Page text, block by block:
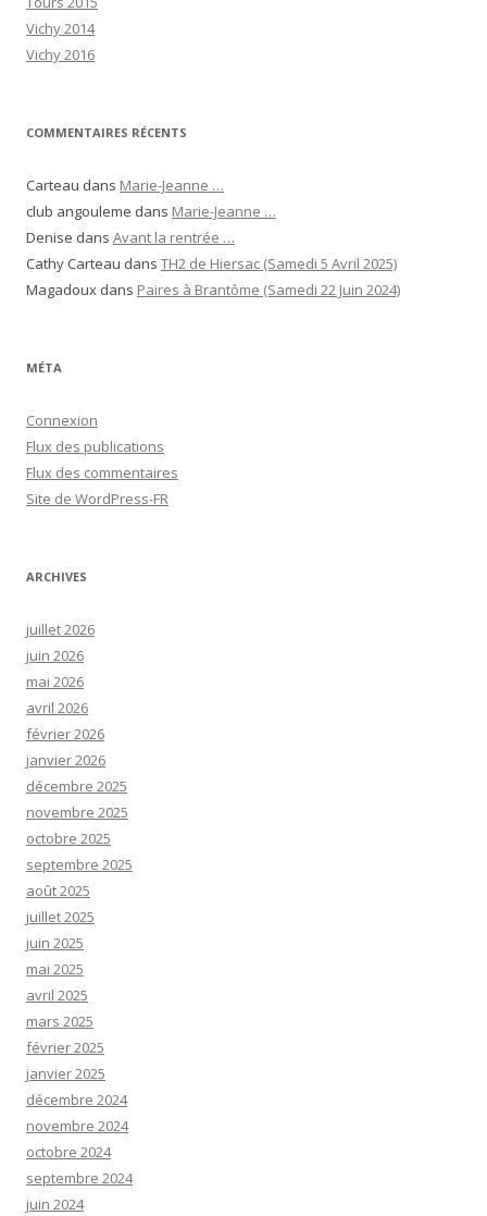
Vichy 2014
Vichy 2016
COMMENTAIRES RÉCENTS
Carteau dans Marie-Jeanne …
club angouleme dans Marie-Jeanne …
Denise dans Avant la rentrée …
Cathy Carteau dans TH2 de Hiersac (Samedi 5 Avril 2025)
Magadoux dans Paires à Brantôme (Samedi 22 Juin 2024)
MÉTA
Connexion
Flux des publications
Flux des commentaires
Site de WordPress-FR
ARCHIVES
juillet 2026
juin 2026
mai 2026
avril 2026
février 2026
janvier 2026
décembre 2025
novembre 2025
octobre 2025
septembre 2025
août 2025
juillet 2025
juin 2025
mai 2025
avril 2025
mars 2025
février 2025
janvier 2025
décembre 2024
novembre 2024
octobre 2024
septembre 2024
juin 2024